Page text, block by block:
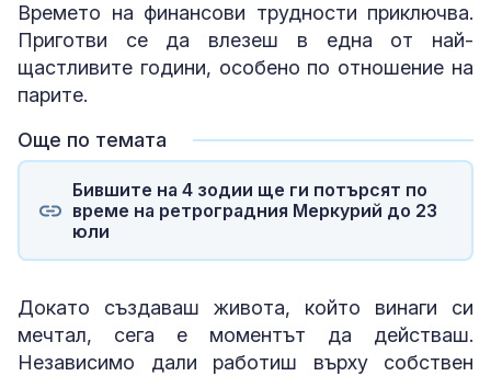
Времето на финансови трудности приключва.
Приготви се да влезеш в една от най-
щастливите години, особено по отношение на
парите.
Още по темата
Бившите на 4 зодии ще ги потърсят по
време на ретроградния Меркурий до 23
юли
Докато създаваш живота, който винаги си
мечтал, сега е моментът да действаш.
Независимо дали работиш върху собствен